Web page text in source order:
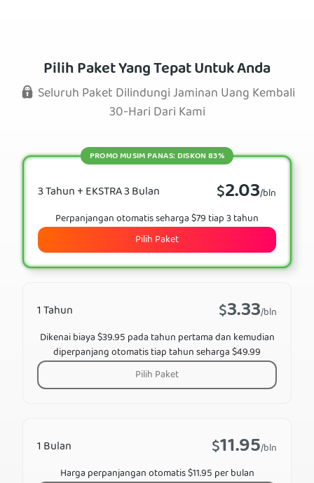
Pilih Paket Yang Tepat Untuk Anda
Seluruh Paket Dilindungi Jaminan Uang Kembali
30-Hari Dari Kami
1 Bulan $11.95/bln
Harga perpanjangan otomatis $11.95 per bulan
3 Tahun + EKSTRA 3 Bulan $2.03/bln
PROMO MUSIM PANAS: DISKON 83%
Perpanjangan otomatis seharga $79 tiap 3 tahun
Pilih Paket
1 Tahun $3.33/bln
Dikenai biaya $39.95 pada tahun pertama dan kemudian
diperpanjang otomatis tiap tahun seharga $49.99
Pilih Paket